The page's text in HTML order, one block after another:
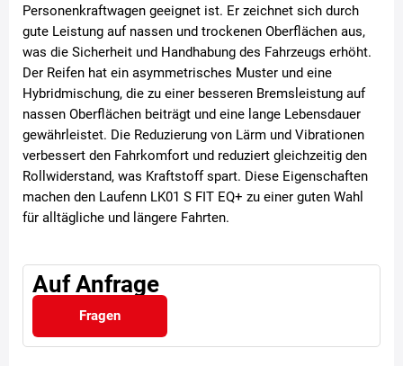
Personenkraftwagen geeignet ist. Er zeichnet sich durch
gute Leistung auf nassen und trockenen Oberflächen aus,
was die Sicherheit und Handhabung des Fahrzeugs erhöht.
Der Reifen hat ein asymmetrisches Muster und eine
Hybridmischung, die zu einer besseren Bremsleistung auf
nassen Oberflächen beiträgt und eine lange Lebensdauer
gewährleistet. Die Reduzierung von Lärm und Vibrationen
verbessert den Fahrkomfort und reduziert gleichzeitig den
Rollwiderstand, was Kraftstoff spart. Diese Eigenschaften
machen den Laufenn LK01 S FIT EQ+ zu einer guten Wahl
für alltägliche und längere Fahrten.
Auf Anfrage
Fragen